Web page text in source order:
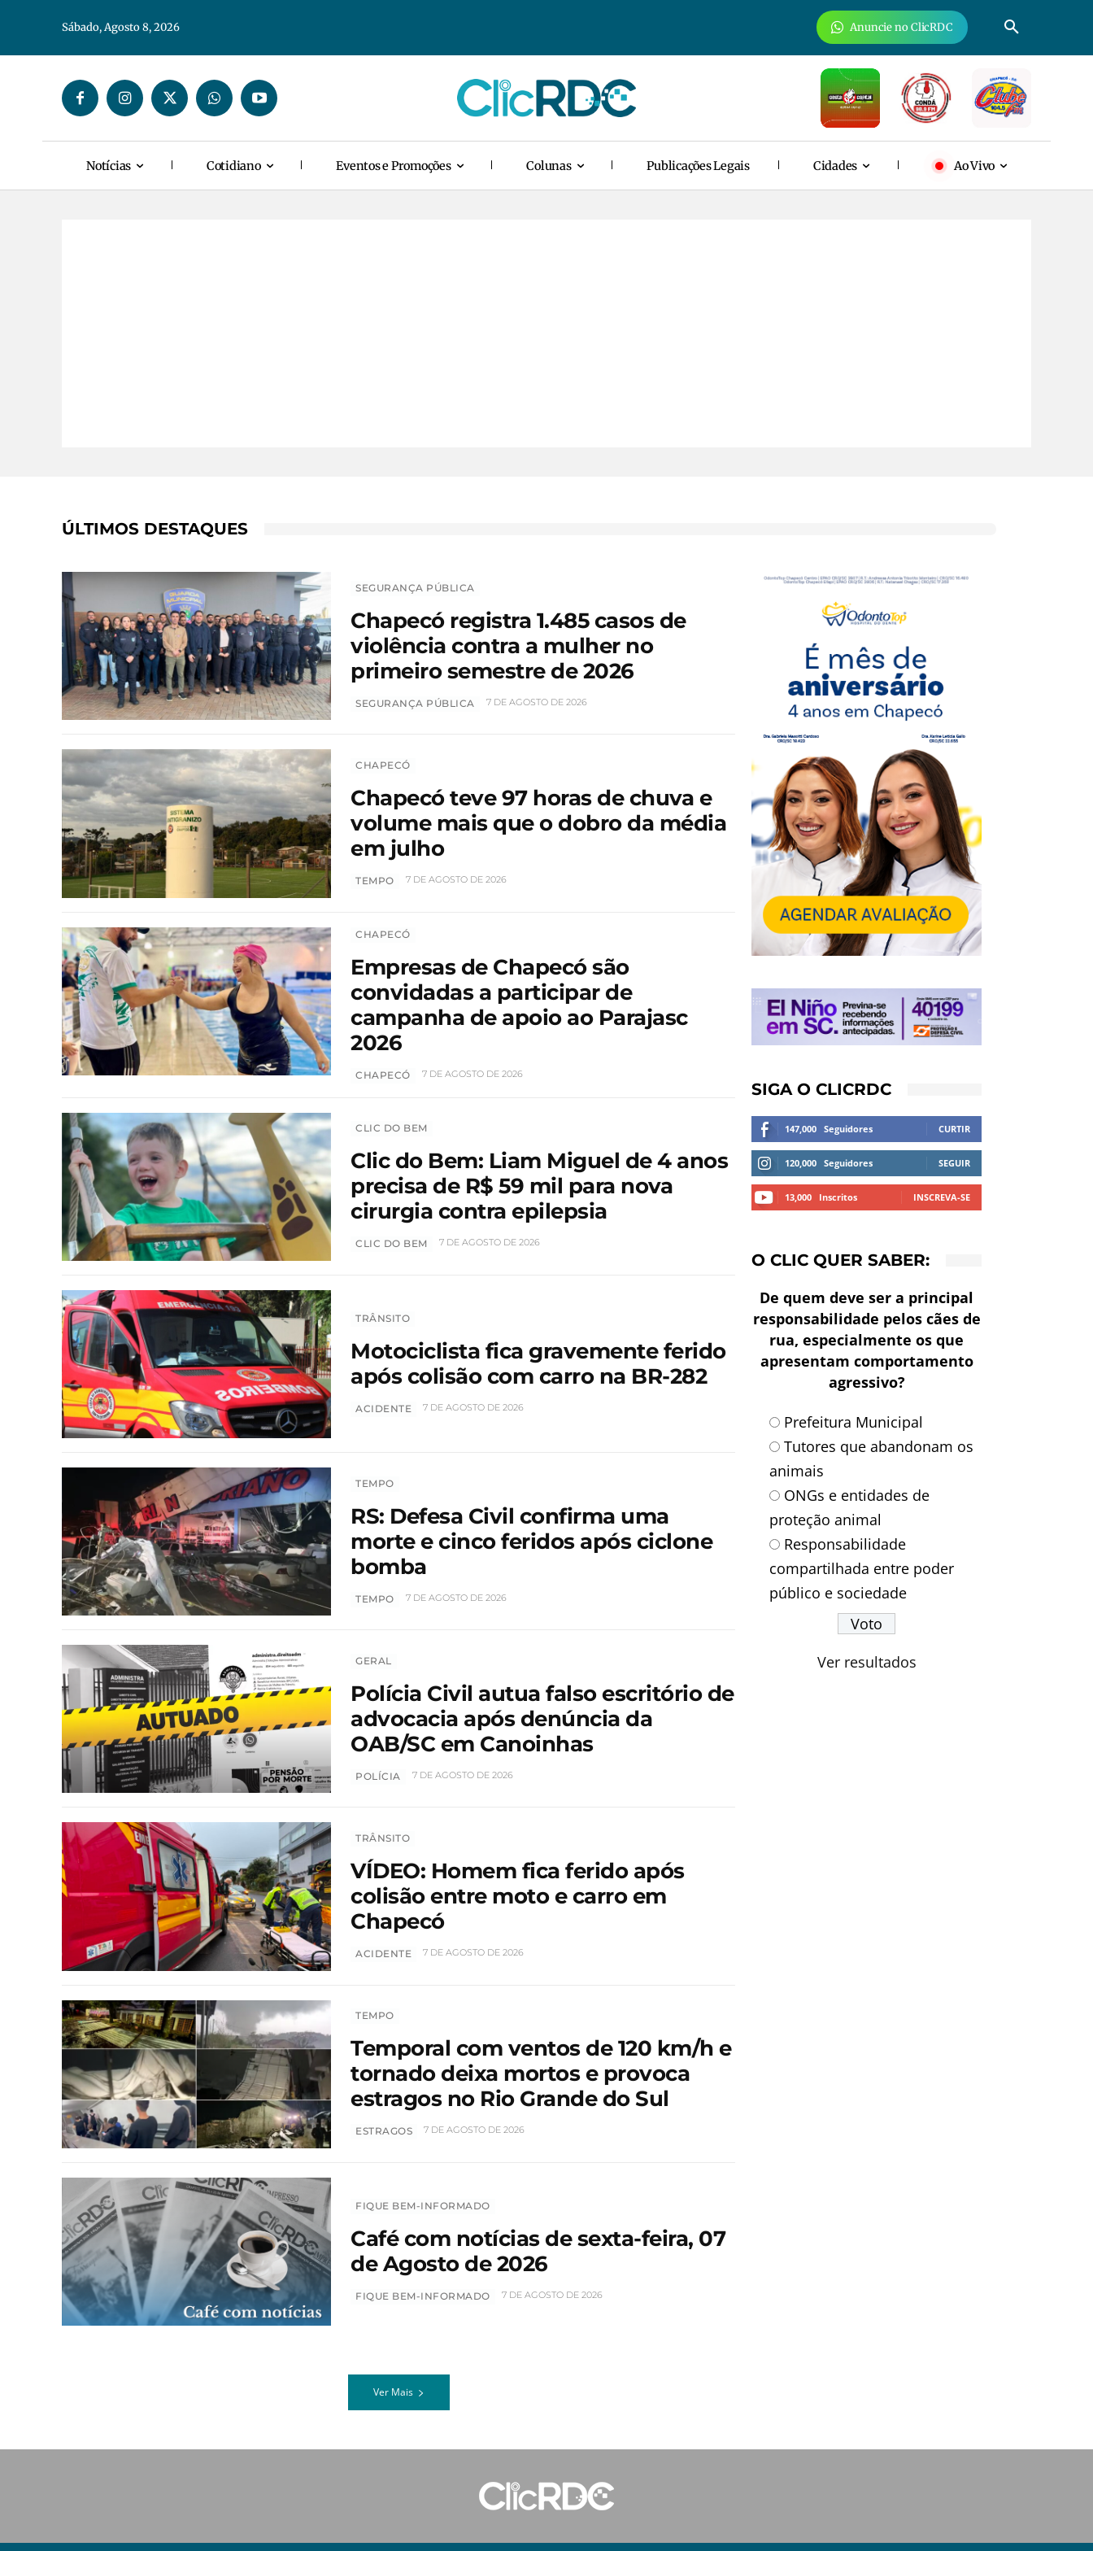
Sábado, Agosto 8, 2026 Anuncie no ClicRDC
Notícias Cotidiano Eventos e Promoções Colunas Publicações Legais Cidades Ao Vivo
ÚLTIMOS DESTAQUES
SEGURANÇA PÚBLICA
Chapecó registra 1.485 casos de
violência contra a mulher no
primeiro semestre de 2026
SEGURANÇA PÚBLICA 7 DE AGOSTO DE 2026
CHAPECÓ
Chapecó teve 97 horas de chuva e
volume mais que o dobro da média
em julho
TEMPO 7 DE AGOSTO DE 2026
CHAPECÓ
Empresas de Chapecó são
convidadas a participar de
campanha de apoio ao Parajasc
2026
CHAPECÓ 7 DE AGOSTO DE 2026
CLIC DO BEM
Clic do Bem: Liam Miguel de 4 anos
precisa de R$ 59 mil para nova
cirurgia contra epilepsia
CLIC DO BEM 7 DE AGOSTO DE 2026
TRÂNSITO
Motociclista fica gravemente ferido
após colisão com carro na BR-282
ACIDENTE 7 DE AGOSTO DE 2026
TEMPO
RS: Defesa Civil confirma uma
morte e cinco feridos após ciclone
bomba
TEMPO 7 DE AGOSTO DE 2026
GERAL
Polícia Civil autua falso escritório de
advocacia após denúncia da
OAB/SC em Canoinhas
POLÍCIA 7 DE AGOSTO DE 2026
TRÂNSITO
VÍDEO: Homem fica ferido após
colisão entre moto e carro em
Chapecó
ACIDENTE 7 DE AGOSTO DE 2026
TEMPO
Temporal com ventos de 120 km/h e
tornado deixa mortos e provoca
estragos no Rio Grande do Sul
ESTRAGOS 7 DE AGOSTO DE 2026
FIQUE BEM-INFORMADO
Café com notícias de sexta-feira, 07
de Agosto de 2026
FIQUE BEM-INFORMADO 7 DE AGOSTO DE 2026
Ver Mais
SIGA O CLICRDC
147,000 Seguidores CURTIR
120,000 Seguidores SEGUIR
13,000 Inscritos INSCREVA-SE
O CLIC QUER SABER:
De quem deve ser a principal
responsabilidade pelos cães de
rua, especialmente os que
apresentam comportamento
agressivo?
Prefeitura Municipal
Tutores que abandonam os
animais
ONGs e entidades de
proteção animal
Responsabilidade
compartilhada entre poder
público e sociedade
Ver resultados